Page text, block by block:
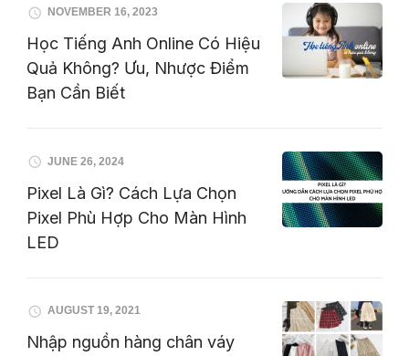
NOVEMBER 16, 2023
Học Tiếng Anh Online Có Hiệu
Quả Không? Ưu, Nhược Điểm
Bạn Cần Biết
JUNE 26, 2024
Pixel Là Gì? Cách Lựa Chọn
Pixel Phù Hợp Cho Màn Hình
LED
AUGUST 19, 2021
Nhập nguồn hàng chân váy